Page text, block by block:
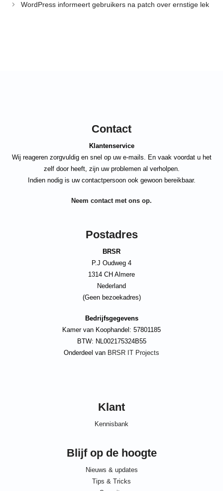
WordPress informeert gebruikers na patch over ernstige lek
Contact
Klantenservice
Wij reageren zorgvuldig en snel op uw e-mails. En vaak voordat u het
zelf door heeft, zijn uw problemen al verholpen.
Indien nodig is uw contactpersoon ook gewoon bereikbaar.
Neem contact met ons op.
Postadres
BRSR
P.J Oudweg 4
1314 CH Almere
Nederland
(Geen bezoekadres)
Bedrijfsgegevens
Kamer van Koophandel: 57801185
BTW: NL002175324B55
Onderdeel van BRSR IT Projects
Klant
Kennisbank
Blijf op de hoogte
Nieuws & updates
Tips & Tricks